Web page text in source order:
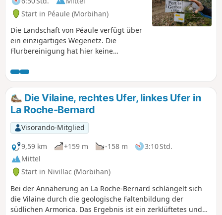
Start in Péaule (Morbihan)
Die Landschaft von Péaule verfügt über
ein einzigartiges Wegenetz. Die
Flurbereinigung hat hier keine
und große, schöne Hecken säumen
noch immer die Wege. An anderen
Stellen haben die Vilaine und ihre
Nebenflüsse das Felsplateau
durchschnitten und ein meist
bewaldetes Relief geschaffen, in dem
man spazieren gehen kann. Die
vorgeschlagene große Rundwanderung
ermöglicht es Ihnen, diese
unterschiedlichen, aber immer
interessanten Landschaften zu
genießen, die sich im Laufe eines
schönen Wandertages abwechseln.
Die Vilaine, rechtes Ufer, linkes Ufer in
La Roche-Bernard
Visorando-Mitglied
9,59 km
+159 m -158 m
3:10 Std.
Mittel
Start in Nivillac (Morbihan)
Bei der Annäherung an La Roche-Bernard schlängelt sich
die Vilaine durch die geologische Faltenbildung der
südlichen Armorica. Das Ergebnis ist ein zerklüftetes und